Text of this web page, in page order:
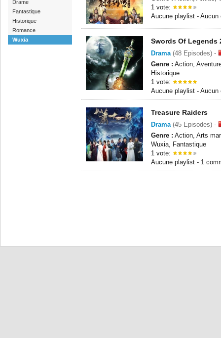
Drame
Fantastique
Historique
Romance
Wuxia
1 vote:
Aucune playlist - Aucun
Swords Of Legends
Drama(48 Episodes) -
Genre : Action,
Historique
1 vote:
Aucune playlist - Aucun
Treasure Raiders
Drama(45 Episodes) -
Genre : Action, Arts
Wuxia, Fantastique
1 vote:
Aucune playlist - 1